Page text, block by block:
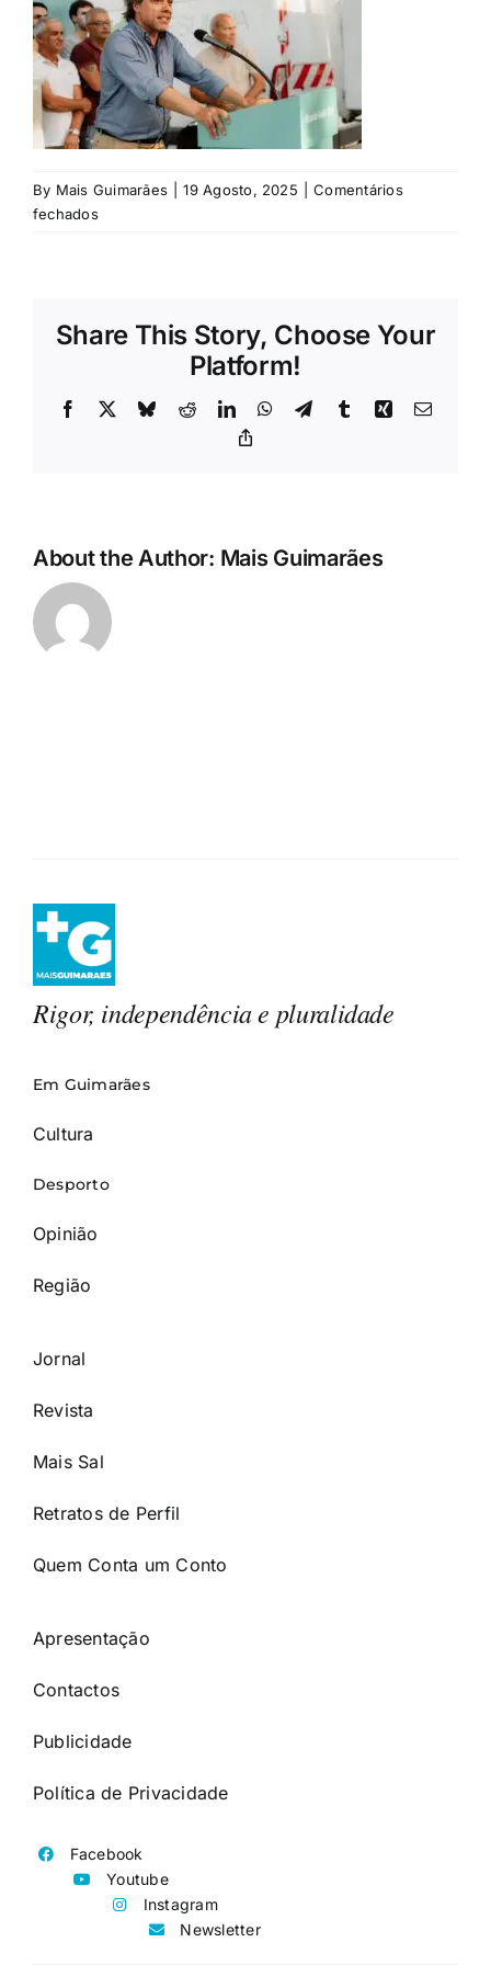
Rubricas
Jornal
Revista
Search
By Mais Guimarães 19 Agosto, 2025
Comentários
fechadosem
Share This Story, Choose Your
Platform!
Facebook BlueskyRedditLinkedInWhatsApp
TelegramTumblrXing Email
About the Author: Mais Guimarães
Rigor, independência e pluralidade
Em Guimarães
Cultura
Desporto
Opinião
Região
Jornal
Revista
Mais Sal
Retratos de Perfil
Quem Conta um Conto
Apresentação
Contactos
Publicidade
Política de Privacidade
Facebook
Youtube
Instagram
Newsletter